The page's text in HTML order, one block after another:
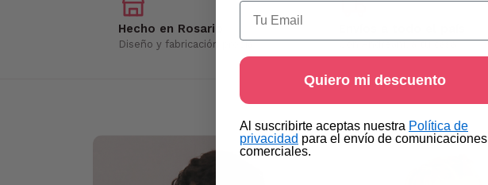
Hecho en Rosario
Diseño y fabricación propia Con Andreani, a tu casa
Email
Quiero mi descuento
​Al suscribirte aceptas nuestra Política de
privacidad​ para el envío de comunicaciones
comerciales.